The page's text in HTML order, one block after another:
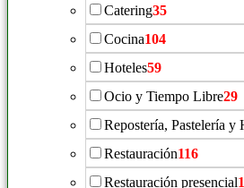
Catering35
Cocina104
Hoteles59
Ocio y Tiempo Libre29
Repostería, Pastelería y
Restauración116
Restauración presencial1